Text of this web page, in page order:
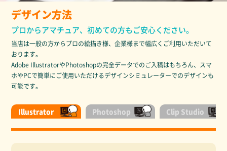
デザイン方法
プロからアマチュア、初めての方もご安心ください。
当店は一般の方からプロの絵描き様、企業様まで幅広くご利用いただいて
おります。
Adobe IllustratorやPhotoshopの完全データでのご入稿はもちろん、スマ
ホやPCで簡単にご使用いただけるデザインシミュレーターでのデザインも
可能です。
Illustrator Photoshop Clip Studio